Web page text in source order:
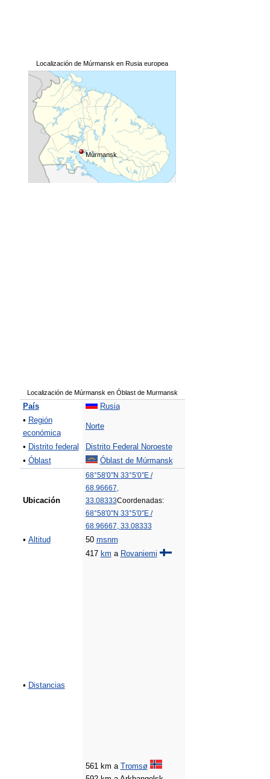
Localización de Múrmansk en Rusia europea
Múrmansk
Localización de Múrmansk en Óblast de Murmansk
País
Rusia
• Región
económica
Norte
• Distrito federal
Distrito Federal Noroeste
• Óblast Óblast de Múrmansk
Ubicación
68°58′0″N 33°5′0″E/
68.96667,
33.08333Coordenadas:
68°58′0″N 33°5′0″E/
68.96667, 33.08333
• Altitud 50 msnm
• Distancias
417 km a Rovaniemi
561 km a
Tromsø